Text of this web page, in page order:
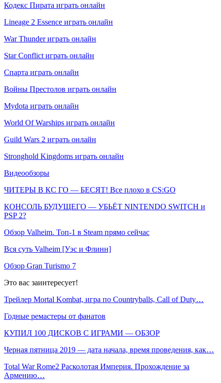
Кодекс Пирата играть онлайн
Lineage 2 Essence играть онлайн
War Thunder играть онлайн
Star Conflict играть онлайн
Спарта играть онлайн
Войны Престолов играть онлайн
Mydota играть онлайн
World Of Warships играть онлайн
Guild Wars 2 играть онлайн
Stronghold Kingdoms играть онлайн
Видеообзоры
ЧИТЕРЫ В КС ГО — БЕСЯТ! Все плохо в CS:GO
КОНСОЛЬ БУДУЩЕГО — УБЬЁТ NINTENDO SWITCH и
PSP 2?
Обзор Valheim. Топ-1 в Steam прямо сейчас
Вся суть Valheim [Уэс и Флинн]
Обзор Gran Turismo 7
Это вас заинтересует!
Трейлер Mortal Kombat, игра по Countryballs, Call of Duty…
Годные ремастеры от фанатов
КУПИЛ 100 ДИСКОВ С ИГРАМИ — ОБЗОР
Черная пятница 2019 — дата начала, время проведения, как…
Total War Rome2 Расколотая Империя. Прохождение за
Армению…